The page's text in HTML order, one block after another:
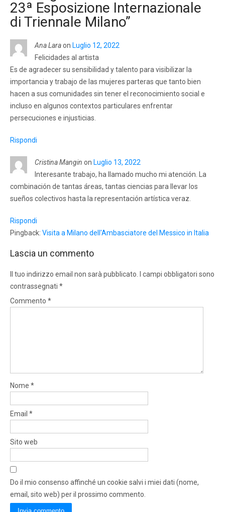
23ª Esposizione Internazionale
di Triennale Milano”
Ana Laraon Luglio 12, 2022
Felicidades al artista
Es de agradecer su sensibilidad y talento para visibilizar la
importancia y trabajo de las mujeres parteras que tanto bien
hacen a sus comunidades sin tener el reconocimiento social e
incluso en algunos contextos particulares enfrentar
persecuciones e injusticias.
Rispondi
Cristina Mangin on Luglio 13, 2022
Interesante trabajo, ha llamado mucho mi atención. La
combinación de tantas áreas, tantas ciencias para llevar los
sueños colectivos hasta la representación artística veraz.
Rispondi
Pingback: Visita a Milano dell'Ambasciatore del Messico in Italia
Lascia un commento
Il tuo indirizzo email non sarà pubblicato.
I campi obbligatori sono
contrassegnati *
Commento *
Nome *
Email *
Sito web
Do il mio consenso affinché un cookie salvi i miei dati (nome,
email, sito web) per il prossimo commento.